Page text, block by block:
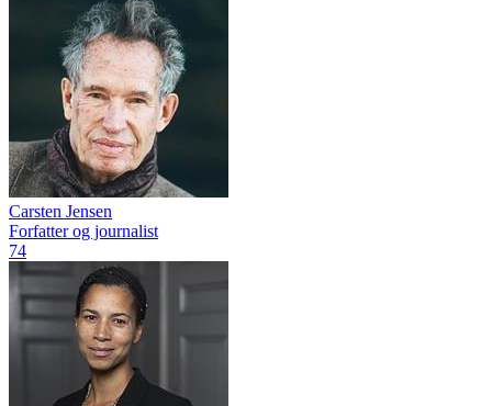
Carsten Jensen
Forfatter og journalist
74